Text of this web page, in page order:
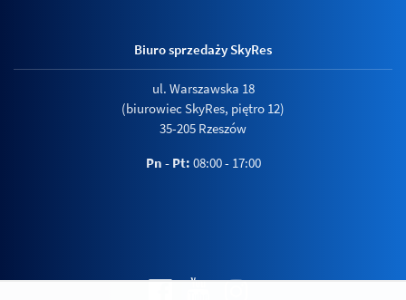
Biuro sprzedaży SkyRes
ul. Warszawska 18
(biurowiec SkyRes, piętro 12)
35-205 Rzeszów
Pn - Pt: 08:00 - 17:00